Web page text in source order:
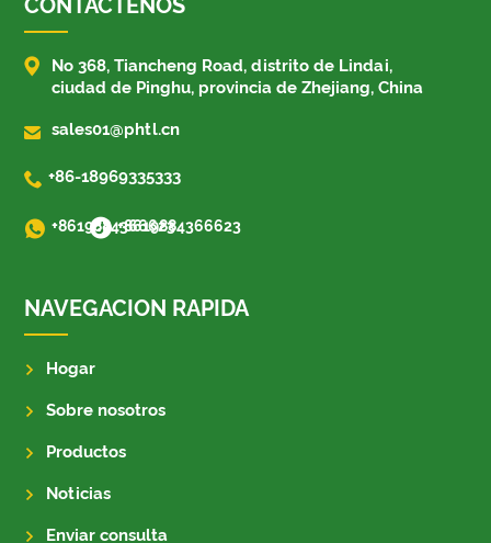

No 368, Tiancheng Road, distrito de Lindai,
ciudad de Pinghu, provincia de Zhejiang, China
 sales01@phtl.cn
 +86-18969335333
+8619884366623+8619884366623
NAVEGACION RAPIDA
Hogar
Sobre nosotros
Productos
Noticias
Enviar consulta